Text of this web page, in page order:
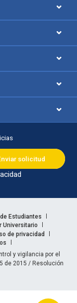
Estudiantes
Universitario
de privacidad
y vigilancia por el
de 2015 / Resolución